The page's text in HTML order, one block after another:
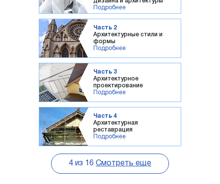
Подробнее
Часть 2
Архитектурные стили и
формы
Подробнее
Часть 3
Архитектурное
проектирование
Подробнее
Часть 4
Архитектурная
реставрация
Подробнее
4 из 16 Смотреть еще